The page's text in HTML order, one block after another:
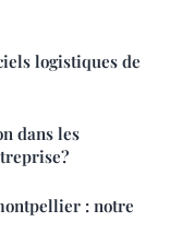
logistiques de
dans les
: notre